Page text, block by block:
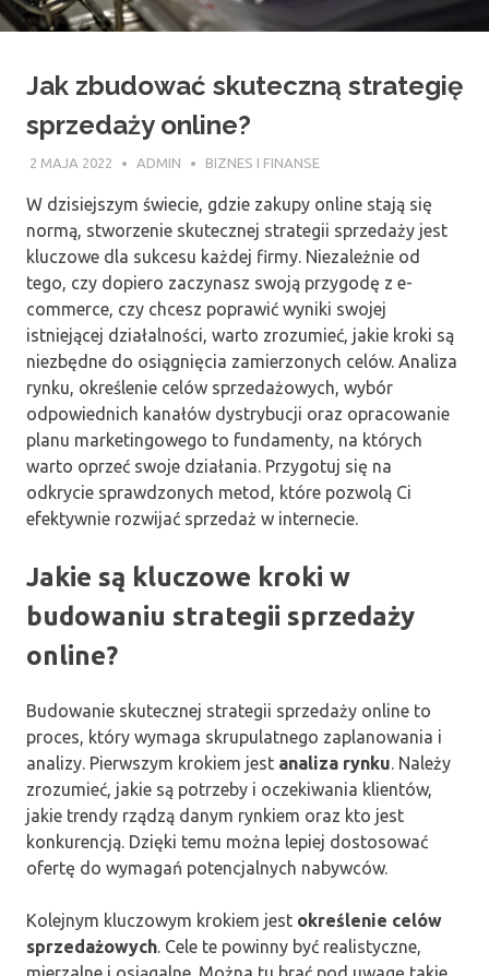
Jak zbudować skuteczną strategię
sprzedaży online?
2 MAJA 2022 ADMIN BIZNES I FINANSE
W dzisiejszym świecie, gdzie zakupy online stają się
normą, stworzenie skutecznej strategii sprzedaży jest
kluczowe dla sukcesu każdej firmy. Niezależnie od
tego, czy dopiero zaczynasz swoją przygodę z e-
commerce, czy chcesz poprawić wyniki swojej
istniejącej działalności, warto zrozumieć, jakie kroki są
niezbędne do osiągnięcia zamierzonych celów. Analiza
rynku, określenie celów sprzedażowych, wybór
odpowiednich kanałów dystrybucji oraz opracowanie
planu marketingowego to fundamenty, na których
warto oprzeć swoje działania. Przygotuj się na
odkrycie sprawdzonych metod, które pozwolą Ci
efektywnie rozwijać sprzedaż w internecie.
Jakie są kluczowe kroki w
budowaniu strategii sprzedaży
online?
Budowanie skutecznej strategii sprzedaży online to
proces, który wymaga skrupulatnego zaplanowania i
analizy. Pierwszym krokiem jest analiza rynku. Należy
zrozumieć, jakie są potrzeby i oczekiwania klientów,
jakie trendy rządzą danym rynkiem oraz kto jest
konkurencją. Dzięki temu można lepiej dostosować
ofertę do wymagań potencjalnych nabywców.
Kolejnym kluczowym krokiem jest określenie celów
sprzedażowych. Cele te powinny być realistyczne,